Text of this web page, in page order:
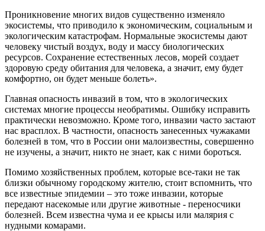
Проникновение многих видов существенно изменяло
экосистемы, что приводило к экономическим, социальным и
экологическим катастрофам. Нормальные экосистемы дают
человеку чистый воздух, воду и массу биологических
ресурсов. Сохранение естественных лесов, морей создает
здоровую среду обитания для человека, а значит, ему будет
комфортно, он будет меньше болеть».
Главная опасность инвазий в том, что в экологических
системах многие процессы необратимы. Ошибку исправить
практически невозможно. Кроме того, инвазии часто застают
нас врасплох. В частности, опасность занесенных чужаками
болезней в том, что в России они малоизвестны, совершенно
не изучены, а значит, никто не знает, как с ними бороться.
Помимо хозяйственных проблем, которые все-таки не так
близки обычному городскому жителю, стоит вспомнить, что
все известные эпидемии – это тоже инвазии, которые
передают насекомые или другие животные - переносчики
болезней. Всем известна чума и ее крысы или малярия с
нудными комарами.